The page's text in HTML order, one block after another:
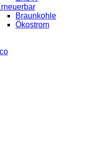
Braunkohle
Ökostrom